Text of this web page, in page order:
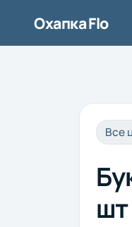
Охапка Flo
Все
шт